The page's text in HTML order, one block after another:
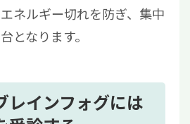
ネルギー切れを防ぎ、集中
となります。
レインフォグには